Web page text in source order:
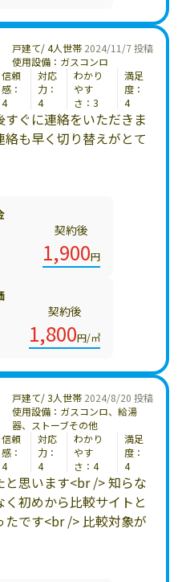
2024/11/7 投稿
戸建て/ 4人世帯
使用設備：ガスコンロ
信頼
感：
4
対応
力：
4
わかり
やす
さ：3
満足
度：
4
ぐに連絡をいただきま
も早く切り替えがとて
契約後
1,900円
契約後
1,800円/㎥
2024/8/20 投稿
戸建て/ 3人世帯
使用設備：ガスコンロ、給湯
器、ストーブその他
信頼
感：
4
対応
力：
4
わかり
やす
さ：4
満足
度：
4
思います<br /> 知らな
初めから比較サイトと
です<br /> 比較対象が